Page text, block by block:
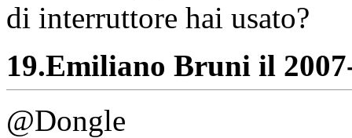
di interruttore hai usato?
19.Emiliano Bruni il
@Dongle